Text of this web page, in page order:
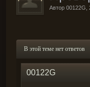
Автор 00122G
В этой теме нет ответов
00122G